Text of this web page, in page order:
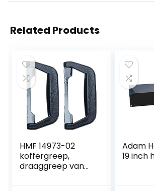
Related Products
HMF 14973-02
koffergreep,
draaggreep van
Adam
19 inch